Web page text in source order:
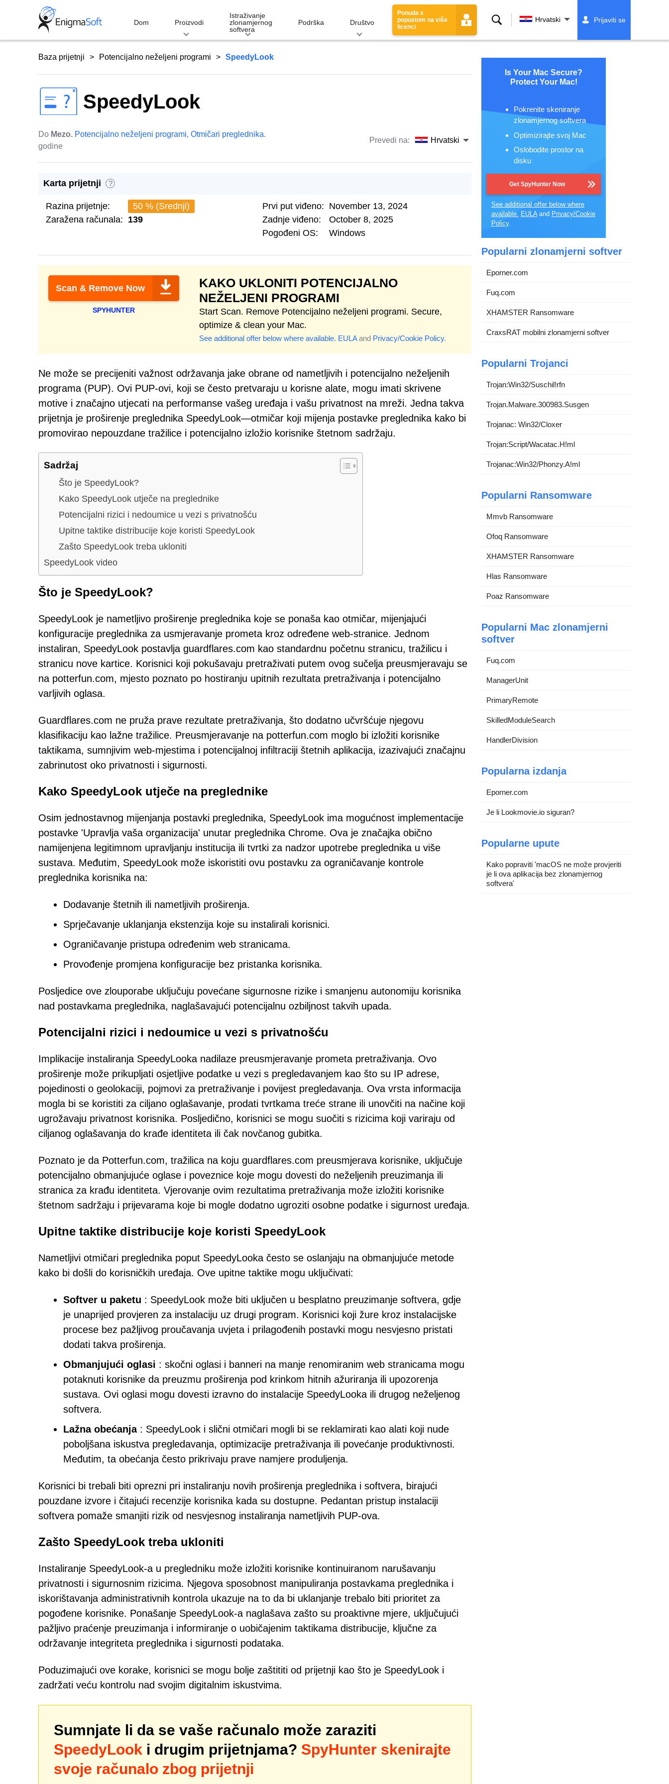
Dom Proizvodi
Istraživanje
zlonamjernog
softvera
Podrška Društvo
Ponuda s
popustom na više
licenci
Traži Hrvatski Prijaviti se
Baza prijetnji Potencijalno neželjeni programi SpeedyLook
SpeedyLook
Do Mezo. Potencijalno neželjeni programi, Otmičari preglednika.
godine
Prevedi na: Hrvatski
Karta prijetnji ?
Razina prijetnje:
50 % (Srednji)
Zaražena računala: 139
Prvi put viđeno: November 13, 2024
Zadnje viđeno:
October 8, 2025
Pogođeni OS:
Windows
Scan & Remove Now
SPYHUNTER
KAKO UKLONITI POTENCIJALNO
NEŽELJENI PROGRAMI
Start Scan. Remove Potencijalno neželjeni programi. Secure,
optimize & clean your Mac.
See additional offer below where available. EULAand Privacy/Cookie Policy.
Ne može se precijeniti važnost održavanja jake obrane od nametljivih i potencijalno neželjenih
programa (PUP). Ovi PUP-ovi, koji se često pretvaraju u korisne alate, mogu imati skrivene
motive i značajno utjecati na performanse vašeg uređaja i vašu privatnost na mreži. Jedna takva
prijetnja je proširenje preglednika SpeedyLook—otmičar koji mijenja postavke preglednika kako bi
promovirao nepouzdane tražilice i potencijalno izložio korisnike štetnom sadržaju.
Sadržaj
Što je SpeedyLook?
Kako SpeedyLook utječe na preglednike
Potencijalni rizici i nedoumice u vezi s privatnošću
Upitne taktike distribucije koje koristi SpeedyLook
Zašto SpeedyLook treba ukloniti
SpeedyLook video
Što je SpeedyLook?
SpeedyLook je nametljivo proširenje preglednika koje se ponaša kao otmičar, mijenjajući
konfiguracije preglednika za usmjeravanje prometa kroz određene web-stranice. Jednom
instaliran, SpeedyLook postavlja guardflares.com kao standardnu početnu stranicu, tražilicu i
stranicu nove kartice. Korisnici koji pokušavaju pretraživati putem ovog sučelja preusmjeravaju se
na potterfun.com, mjesto poznato po hostiranju upitnih rezultata pretraživanja i potencijalno
varljivih oglasa.
Guardflares.com ne pruža prave rezultate pretraživanja, što dodatno učvršćuje njegovu
klasifikaciju kao lažne tražilice. Preusmjeravanje na potterfun.com moglo bi izložiti korisnike
taktikama, sumnjivim web-mjestima i potencijalnoj infiltraciji štetnih aplikacija, izazivajući značajnu
zabrinutost oko privatnosti i sigurnosti.
Kako SpeedyLook utječe na preglednike
Osim jednostavnog mijenjanja postavki preglednika, SpeedyLook ima mogućnost implementacije
postavke 'Upravlja vaša organizacija' unutar preglednika Chrome. Ova je značajka obično
namijenjena legitimnom upravljanju institucija ili tvrtki za nadzor upotrebe preglednika u više
sustava. Međutim, SpeedyLook može iskoristiti ovu postavku za ograničavanje kontrole
preglednika korisnika na:
Dodavanje štetnih ili nametljivih proširenja.
Sprječavanje uklanjanja ekstenzija koje su instalirali korisnici.
Ograničavanje pristupa određenim web stranicama.
Provođenje promjena konfiguracije bez pristanka korisnika.
Posljedice ove zlouporabe uključuju povećane sigurnosne rizike i smanjenu autonomiju korisnika
nad postavkama preglednika, naglašavajući potencijalnu ozbiljnost takvih upada.
Potencijalni rizici i nedoumice u vezi s privatnošću
Implikacije instaliranja SpeedyLooka nadilaze preusmjeravanje prometa pretraživanja. Ovo
proširenje može prikupljati osjetljive podatke u vezi s pregledavanjem kao što su IP adrese,
pojedinosti o geolokaciji, pojmovi za pretraživanje i povijest pregledavanja. Ova vrsta informacija
mogla bi se koristiti za ciljano oglašavanje, prodati tvrtkama treće strane ili unovčiti na načine koji
ugrožavaju privatnost korisnika. Posljedično, korisnici se mogu suočiti s rizicima koji variraju od
ciljanog oglašavanja do krađe identiteta ili čak novčanog gubitka.
Poznato je da Potterfun.com, tražilica na koju guardflares.com preusmjerava korisnike, uključuje
potencijalno obmanjujuće oglase i poveznice koje mogu dovesti do neželjenih preuzimanja ili
stranica za krađu identiteta. Vjerovanje ovim rezultatima pretraživanja može izložiti korisnike
štetnom sadržaju i prijevarama koje bi mogle dodatno ugroziti osobne podatke i sigurnost uređaja.
Upitne taktike distribucije koje koristi SpeedyLook
Nametljivi otmičari preglednika poput SpeedyLooka često se oslanjaju na obmanjujuće metode
kako bi došli do korisničkih uređaja. Ove upitne taktike mogu uključivati:
Softver u paketu : SpeedyLook može biti uključen u besplatno preuzimanje softvera, gdje
je unaprijed provjeren za instalaciju uz drugi program. Korisnici koji žure kroz instalacijske
procese bez pažljivog proučavanja uvjeta i prilagođenih postavki mogu nesvjesno pristati
dodati takva proširenja.
Obmanjujući oglasi : skočni oglasi i banneri na manje renomiranim web stranicama mogu
potaknuti korisnike da preuzmu proširenja pod krinkom hitnih ažuriranja ili upozorenja
sustava. Ovi oglasi mogu dovesti izravno do instalacije SpeedyLooka ili drugog neželjenog
softvera.
Lažna obećanja: SpeedyLook i slični otmičari mogli bi se reklamirati kao alati koji nude
poboljšana iskustva pregledavanja, optimizacije pretraživanja ili povećanje produktivnosti.
Međutim, ta obećanja često prikrivaju prave namjere produljenja.
Korisnici bi trebali biti oprezni pri instaliranju novih proširenja preglednika i softvera, birajući
pouzdane izvore i čitajući recenzije korisnika kada su dostupne. Pedantan pristup instalaciji
softvera pomaže smanjiti rizik od nesvjesnog instaliranja nametljivih PUP-ova.
Zašto SpeedyLook treba ukloniti
Instaliranje SpeedyLook-a u pregledniku može izložiti korisnike kontinuiranom narušavanju
privatnosti i sigurnosnim rizicima. Njegova sposobnost manipuliranja postavkama preglednika i
iskorištavanja administrativnih kontrola ukazuje na to da bi uklanjanje trebalo biti prioritet za
pogođene korisnike. Ponašanje SpeedyLook-a naglašava zašto su proaktivne mjere, uključujući
pažljivo praćenje preuzimanja i informiranje o uobičajenim taktikama distribucije, ključne za
održavanje integriteta preglednika i sigurnosti podataka.
Poduzimajući ove korake, korisnici se mogu bolje zaštititi od prijetnji kao što je SpeedyLook i
zadržati veću kontrolu nad svojim digitalnim iskustvima.
Sumnjate li da se vaše računalo može zaraziti
SpeedyLook i drugim prijetnjama? SpyHunter skenirajte
svoje računalo zbog prijetnji
Is Your Mac Secure?
Protect Your Mac!
Pokrenite skeniranje
zlonamjernog softvera
Optimizirajte svoj Mac
Oslobodite prostor na
disku
Get SpyHunter Now
See additional offer below where
available. EULAand Privacy/Cookie
Policy.
Popularni zlonamjerni softver
Eporner.com
Fuq.com
XHAMSTER Ransomware
CraxsRAT mobilni zlonamjerni softver
Popularni Trojanci
Trojan:Win32/Suschil!rfn
Trojan.Malware.300983.Susgen
Trojanac: Win32/Cloxer
Trojan:Script/Wacatac.H!ml
Trojanac:Win32/Phonzy.A!ml
Popularni Ransomware
Mmvb Ransomware
Ofoq Ransomware
XHAMSTER Ransomware
Hlas Ransomware
Poaz Ransomware
Popularni Mac zlonamjerni
softver
Fuq.com
ManagerUnit
PrimaryRemote
SkilledModuleSearch
HandlerDivision
Popularna izdanja
Eporner.com
Je li Lookmovie.io siguran?
Popularne upute
Kako popraviti 'macOS ne može provjeriti
je li ova aplikacija bez zlonamjernog
softvera'